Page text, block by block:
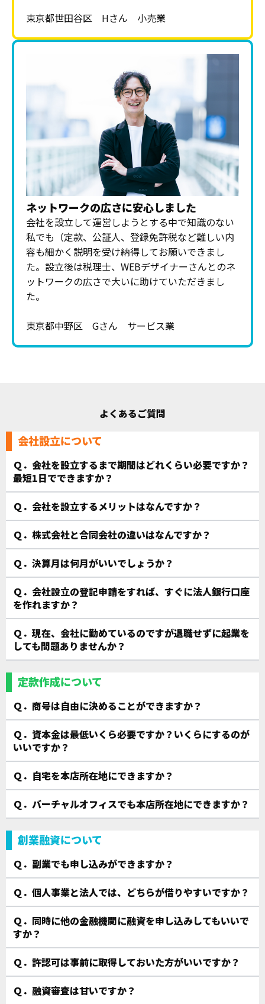
東京都世田谷区 Hさん 小売業
ネットワークの広さに安心しました
会社を設立して運営しようとする中で知識のない
私でも（定款、公証人、登録免許税など難しい内
容も細かく説明を受け納得してお願いできまし
た。設立後は税理士、WEBデザイナーさんとのネ
ットワークの広さで大いに助けていただきまし
た。
東京都中野区 Gさん サービス業
よくあるご質問
会社設立について
Ｑ．会社を設立するまで期間はどれくらい必要ですか？
最短1日でできますか？
Ｑ．会社を設立するメリットはなんですか？
Ｑ．株式会社と合同会社の違いはなんですか？
Ｑ．決算月は何月がいいでしょうか？
Ｑ．会社設立の登記申請をすれば、すぐに法人銀行口座
を作れますか？
Ｑ．現在、会社に勤めているのですが退職せずに起業を
しても問題ありませんか？
定款作成について
Ｑ．商号は自由に決めることができますか？
Ｑ．資本金は最低いくら必要ですか？いくらにするのが
いいですか？
Ｑ．自宅を本店所在地にできますか？
Ｑ．バーチャルオフィスでも本店所在地にできますか？
創業融資について
Ｑ．副業でも申し込みができますか？
Ｑ．個人事業と法人では、どちらが借りやすいですか？
Ｑ．同時に他の金融機関に融資を申し込みしてもいいで
すか？
Ｑ．許認可は事前に取得しておいた方がいいですか？
Ｑ．融資審査は甘いですか？